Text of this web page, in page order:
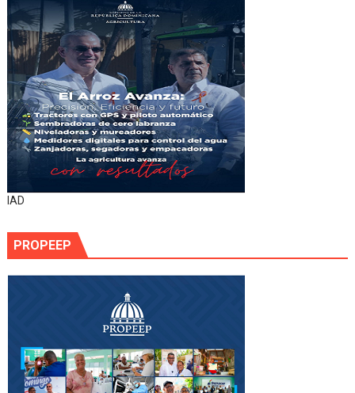
IAD
PROPEEP